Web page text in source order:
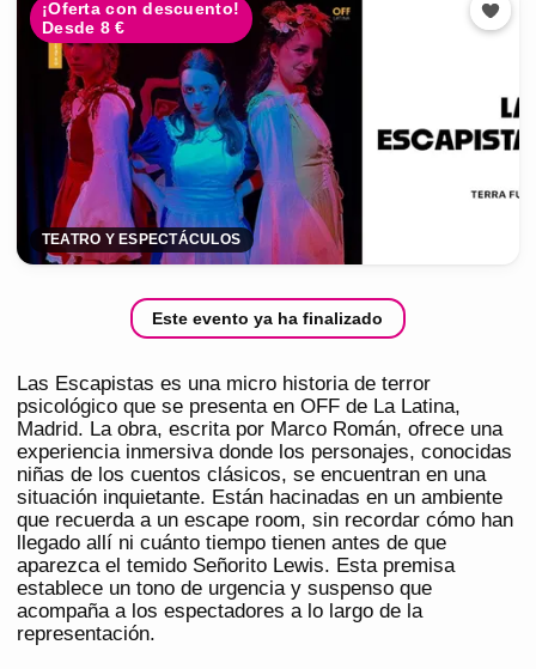
¡Oferta con descuento!
Desde 8 €
TEATRO Y ESPECTÁCULOS
Este evento ya ha finalizado
Las Escapistas es una micro historia de terror
psicológico que se presenta en OFF de La Latina,
Madrid. La obra, escrita por Marco Román, ofrece una
experiencia inmersiva donde los personajes, conocidas
niñas de los cuentos clásicos, se encuentran en una
situación inquietante. Están hacinadas en un ambiente
que recuerda a un escape room, sin recordar cómo han
llegado allí ni cuánto tiempo tienen antes de que
aparezca el temido Señorito Lewis. Esta premisa
establece un tono de urgencia y suspenso que
acompaña a los espectadores a lo largo de la
representación.